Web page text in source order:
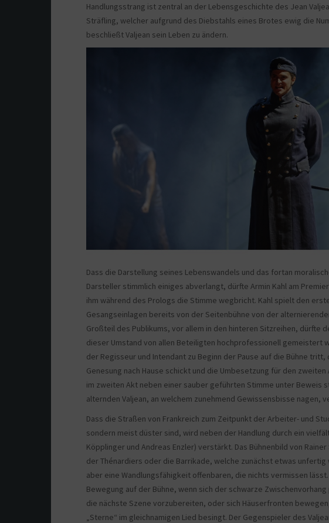
Handlungsstrang ist zentral an der Lebensgeschichte des Jean
Sträfling, welcher aufgrund des Diebstahls eines Brotes ewig die
beschließt Valjean sein Leben zu ändern.
Dass die Darstellung seines Lebenswandels und das fortan
Darsteller stimmlich einiges abverlangt, dürfte Armin Kahl am
ihm während des Prologs die Stimme wegbricht. Kahl spielt den
Gesangseinlagen bereits von der Seitenbühne von der
Großteil des Publikums, vor allem in den hinteren Sitzreihen, dürfte
dieser Umstand von allen Beteiligten hochprofessionell gemeistert
der Regisseur und Intendant zu Beginn der Pause auf die Bühne
Genesung nach Hause schickt und die Umbesetzung für den
im zweiten Akt neben einer sauber geführten Stimme unter Beweis
alternden Valjean, an welchem zunehmend Gewissensbisse nagen,
Dass die Straßen von Frankreich zum Zeitpunkt der Arbeiter- und
sondern meist düster sind, wird neben der Handlung durch ein
Köpplinger und Andreas Enzler) verstärkt. Das Bühnenbild von
der Thénardiers oder die Barrikade, welche zunächst etwas unfertig
aber eine Wandlungsfähigkeit offenbaren, die nichts vermissen
Bewegung auf der Bühne, wenn sich der schwarze
die nächste Szene vorzubereiten, oder sich Häuserfronten
„Sterne“ im gleichnamigen Lied besingt. Der Gegenspieler des